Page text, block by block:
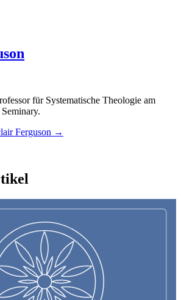
für Systematische Theologie am
Ferguson →